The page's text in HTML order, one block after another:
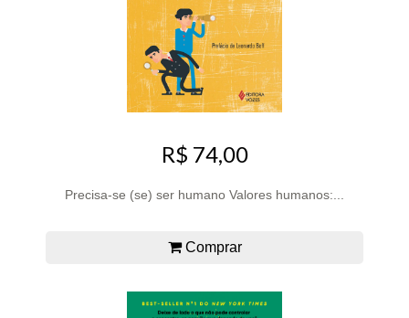
R$ 74,00
Precisa-se (se) ser humano Valores humanos:...
Comprar